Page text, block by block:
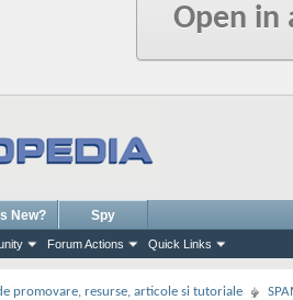
Open in
Forum Actions Quick Links
New? Spy
promovare, resurse, articole si tutoriale